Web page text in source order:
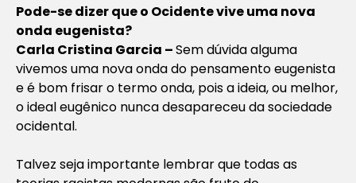
Pode-se dizer que o Ocidente vive uma nova
onda eugenista?
Carla Cristina Garcia –Sem dúvida alguma
vivemos uma nova onda do pensamento eugenista
e é bom frisar o termo onda, pois a ideia, ou melhor,
o ideal eugênico nunca desapareceu da sociedade
ocidental.
Talvez seja importante lembrar que todas as